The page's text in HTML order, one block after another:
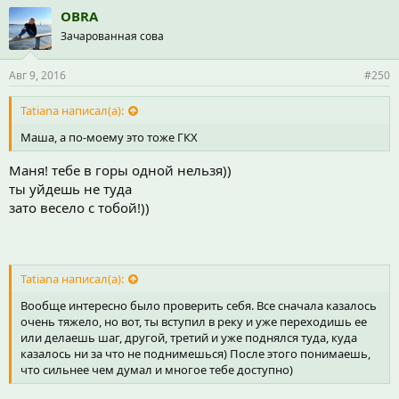
OBRA
Зачарованная сова
Авг 9, 2016 #250
Tatiana написал(а):
Маша, а по-моему это тоже ГКХ
Маня! тебе в горы одной нельзя))
ты уйдешь не туда
зато весело с тобой!))
Tatiana написал(а):
Вообще интересно было проверить себя. Все сначала казалось
очень тяжело, но вот, ты вступил в реку и уже переходишь ее
или делаешь шаг, другой, третий и уже поднялся туда, куда
казалось ни за что не поднимешься) После этого понимаешь,
что сильнее чем думал и многое тебе доступно)